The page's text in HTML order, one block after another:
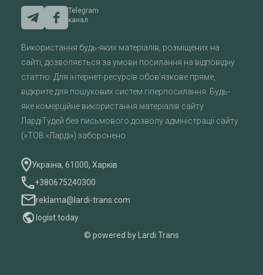
Telegram
канал
Використання будь-яких матеріалів, розміщених на
сайті, дозволяється за умови посилання на відповідну
статтю. Для інтернет-ресурсів обов'язкове пряме,
відкрите для пошукових систем гіперпосилання. Будь-
яке комерційне використання матеріалів сайту
ЛардіТудей без письмового дозволу адміністрації сайту
(«ТОВ «Ларді») заборонено.
Україна, 61000, Харків
+380675240300
reklama@lardi-trans.com
logist.today
© powered by Lardi Trans